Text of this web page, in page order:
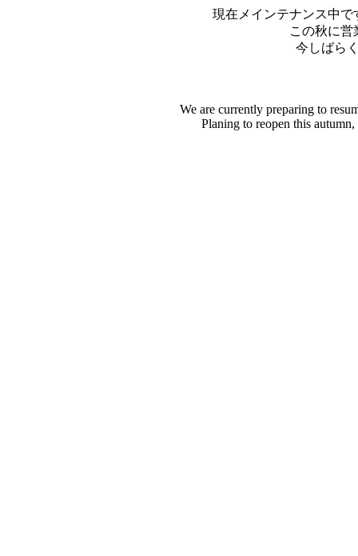
現在メインテナンス中
この秋に営
今しばら
We are currently preparing to
Planing to reopen this